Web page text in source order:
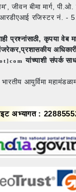
जीवन बीमा मार्ग,
रजिस्टर नं. -
प्रश्नांसाठी, कृपया वेब
यांच्याशी संपर्क
आयुर्विमा
अभ्यागत :